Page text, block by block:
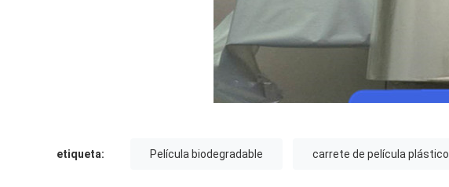
etiqueta: Película biodegradable carrete de película plástico